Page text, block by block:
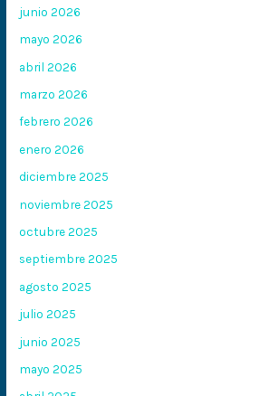
junio 2026
mayo 2026
abril 2026
marzo 2026
febrero 2026
enero 2026
diciembre 2025
noviembre 2025
octubre 2025
septiembre 2025
agosto 2025
julio 2025
junio 2025
mayo 2025